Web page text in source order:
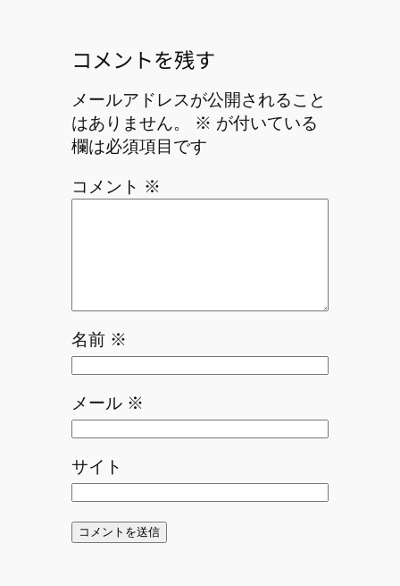
コメントを残す
メールアドレスが公開されること
はありません。
※ が付いている
欄は必須項目です
コメント ※
名前 ※
メール ※
サイト